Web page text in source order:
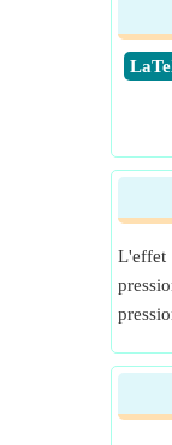
L'effet